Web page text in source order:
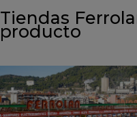
Tiendas
producto